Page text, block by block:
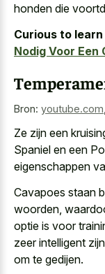
honden die
Curious to
Nodig Voor Een
Bron: youtube.com
Ze zijn een
Spaniel en een
eigenschappen
Cavapoes staan
woorden,
optie is voor
zeer intelligent
om te gedijen.